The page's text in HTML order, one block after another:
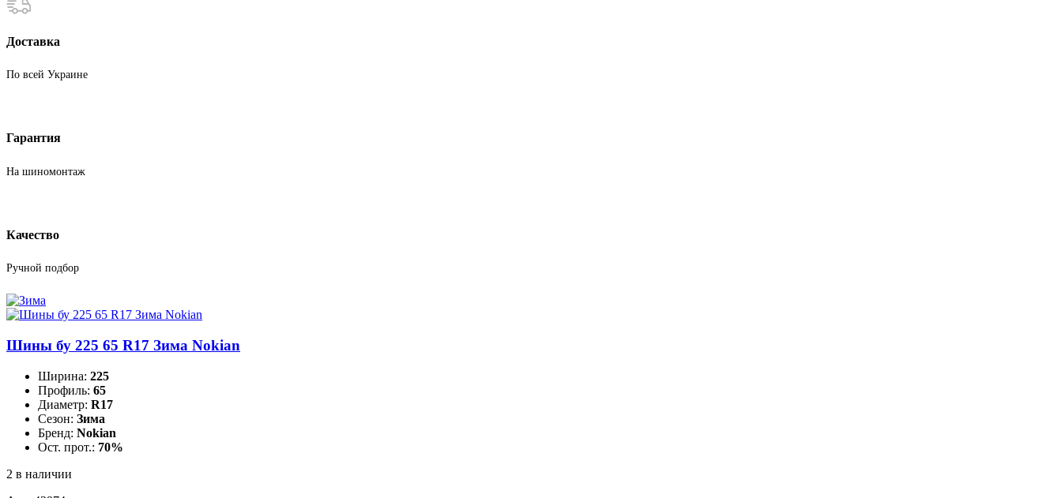
Доставка
По всей Украине
Гарантия
На шиномонтаж
Качество
Ручной подбор
Шины бу 225 65 R17 Зима Nokian
Ширина: 225
Профиль: 65
Диаметр: R17
Сезон: Зима
Бренд: Nokian
Ост. прот.: 70%
2 в наличии